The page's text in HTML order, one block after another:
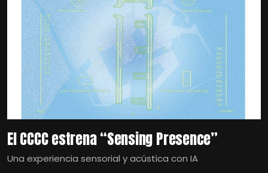
El CCCC estrena “Sensing Presence”
Una experiencia sensorial y acústica con IA